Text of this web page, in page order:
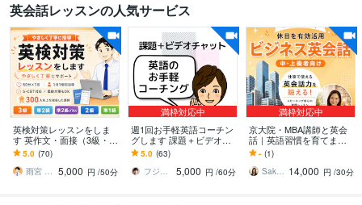
英会話レッスンの人気サービス
英検対策レッスンをしま
す 英作文・面接（3級・準
2級・2級・準1級）・S-C
BTも対応
5.0 (70)
雨宮 大和｜英語の家庭教師／個別指導 5,000 円 /50分
満枠対応中
週1回お手軽英語コーチン
グします 課題＋ビデオカ
ウンセリングで質疑応答
＋軌道修正
5.0 (63)
フジワラサチヨ
5,000 円 /60分
満枠対応中
京大院・MBA講師と英会
話｜英語習慣を育てます
米国高卒・京大院・MB
A・TOEIC985講師とビジ
ネス英語
- (1)
Sakura｜休日ビジネス英会話 14,000 円 /30分